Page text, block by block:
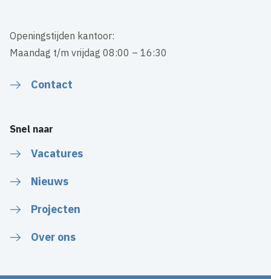
Openingstijden kantoor:
Maandag t/m vrijdag 08:00 – 16:30
Contact
Snel naar
Vacatures
Nieuws
Projecten
Over ons